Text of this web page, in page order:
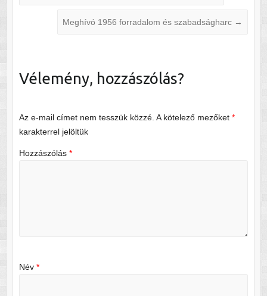
Meghívó 1956 forradalom és szabadságharc →
Vélemény, hozzászólás?
Az e-mail címet nem tesszük közzé. A kötelező mezőket *
karakterrel jelöltük
Hozzászólás *
Név *